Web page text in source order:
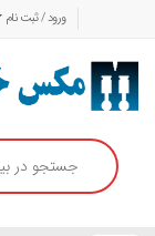
ورود / ثبت نام